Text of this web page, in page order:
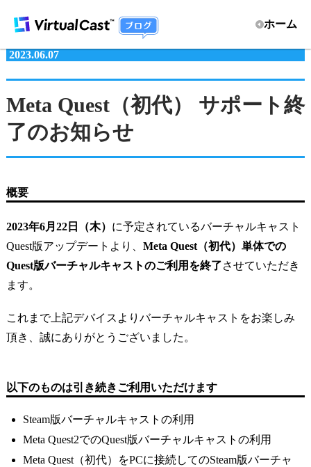
ホーム
2023.06.07
Meta Quest（初代） サポート終
了のお知らせ
概要
2023年6月22日（木） に予定されているバーチャルキャスト
Quest版アップデートより、 Meta Quest（初代）単体での
Quest版バーチャルキャストのご利用を終了させていただき
ます。
これまで上記デバイスよりバーチャルキャストをお楽しみ
頂き、誠にありがとうございました。
以下のものは引き続きご利用いただけます
Steam版バーチャルキャストの利用
Meta Quest2でのQuest版バーチャルキャストの利用
Meta Quest（初代）をPCに接続してのSteam版バーチャ